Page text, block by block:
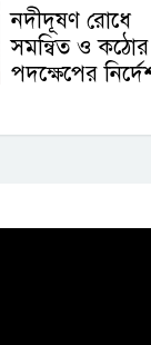
নদীদূষণ রোধে
সমন্বিত ও কঠোর
পদক্ষেপের